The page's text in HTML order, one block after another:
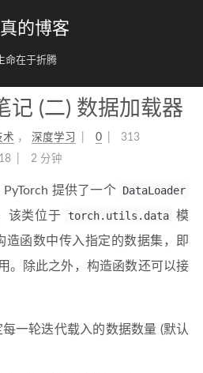
的博客
命在于折腾
记 (二) 数据加载器
术 ，深度学习 0
313
2 分钟
提供了一个 DataLoader
该类位于
torch.utils.data 模
造函数中传入指定的数据集，即
。除此之外，构造函数还可以接
每一轮迭代载入的数据数量 (默认